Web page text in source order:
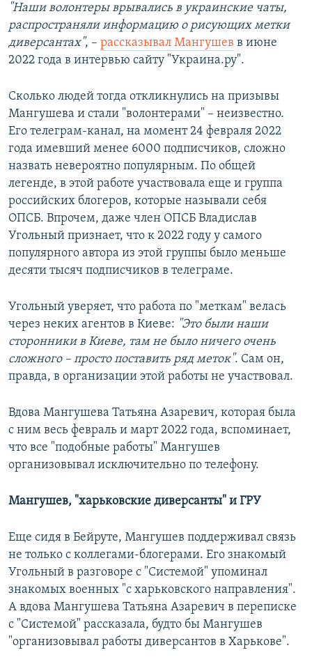
"Наши волонтеры врывались в украинские чаты,
распространяли информацию о рисующих метки
диверсантах", – рассказывал Мангушев в июне
2022 года в интервью сайту "Украина.ру".
Сколько людей тогда откликнулись на призывы
Мангушева и стали "волонтерами" – неизвестно.
Его телеграм-канал, на момент 24 февраля 2022
года имевший менее 6000 подписчиков, сложно
назвать невероятно популярным. По общей
легенде, в этой работе участвовала еще и группа
российских блогеров, которые называли себя
ОПСБ. Впрочем, даже член ОПСБ Владислав
Угольный признает, что к 2022 году у самого
популярного автора из этой группы было меньше
десяти тысяч подписчиков в телеграме.
Угольный уверяет, что работа по "меткам" велась
через неких агентов в Киеве: "Это были наши
сторонники в Киеве, там не было ничего очень
сложного – просто поставить ряд меток". Сам он,
правда, в организации этой работы не участвовал.
Вдова Мангушева Татьяна Азаревич, которая была
с ним весь февраль и март 2022 года, вспоминает,
что все "подобные работы" Мангушев
организовывал исключительно по телефону.
Мангушев, "харьковские диверсанты" и ГРУ
Еще сидя в Бейруте, Мангушев поддерживал связь
не только с коллегами-блогерами. Его знакомый
Угольный в разговоре с "Системой" упоминал
знакомых военных "с харьковского направления".
А вдова Мангушева Татьяна Азаревич в переписке
с "Системой" рассказала, будто бы Мангушев
"организовывал работы диверсантов в Харькове".